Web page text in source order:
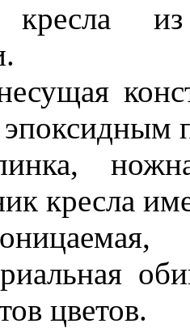
кресла из
кресла
цветов.